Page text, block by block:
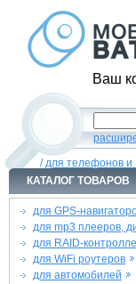
Ваш
/для телефонов и
КАТАЛОГ ТОВАРОВ
для GPS-
для mp3 плееров,
для RAID-
для WiFi роутеров
для автомобилей